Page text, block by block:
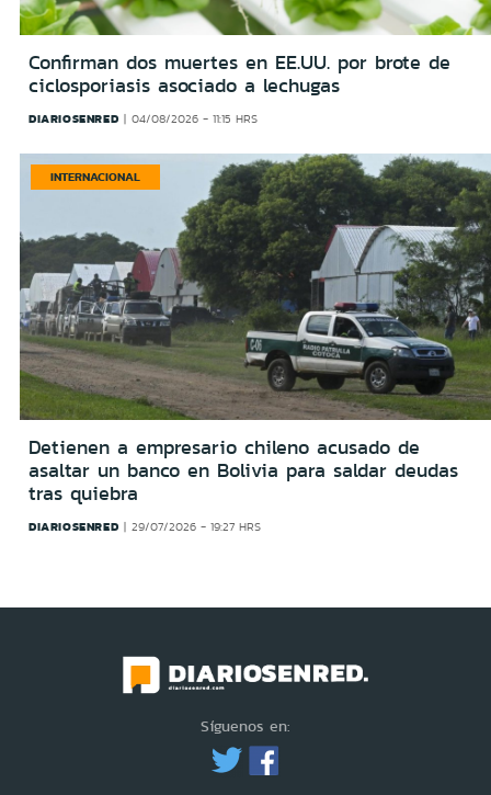
Confirman dos muertes en EE.UU. por brote de
ciclosporiasis asociado a lechugas
DIARIOSENRED 04/08/2026 - 11:15 HRS
INTERNACIONAL
Detienen a empresario chileno acusado de
asaltar un banco en Bolivia para saldar deudas
tras quiebra
DIARIOSENRED 29/07/2026 - 19:27 HRS
Síguenos en: